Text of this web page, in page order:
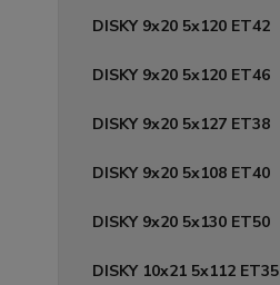
DISKY 9x20 5x120 ET42
DISKY 9x20 5x120 ET46
DISKY 9x20 5x127 ET38
DISKY 9x20 5x108 ET40
DISKY 9x20 5x130 ET50
DISKY 10x21 5x112 ET35